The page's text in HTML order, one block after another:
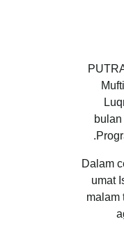
Dalam
umat
malam